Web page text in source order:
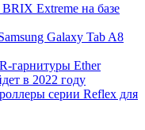
Extreme на базе
Galaxy Tab A8
гарнитуры Ether
в 2022 году
серии Reflex для